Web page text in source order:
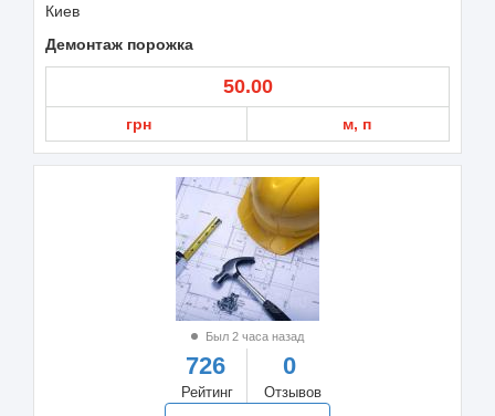
Киев
Демонтаж порожка
50.00
грн м, п
Был 2 часа назад
726
Рейтинг
0
Отзывов